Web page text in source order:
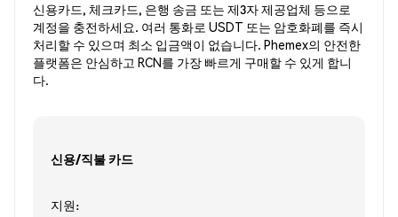
신용카드, 체크카드, 은행 송금 또는 제3자 제공업체 등으로
계정을 충전하세요. 여러 통화로 USDT 또는 암호화폐를 즉시
처리할 수 있으며 최소 입금액이 없습니다. Phemex의 안전한
플랫폼은 안심하고 RCN를 가장 빠르게 구매할 수 있게 합니
다.
신용/직불 카드
지원: